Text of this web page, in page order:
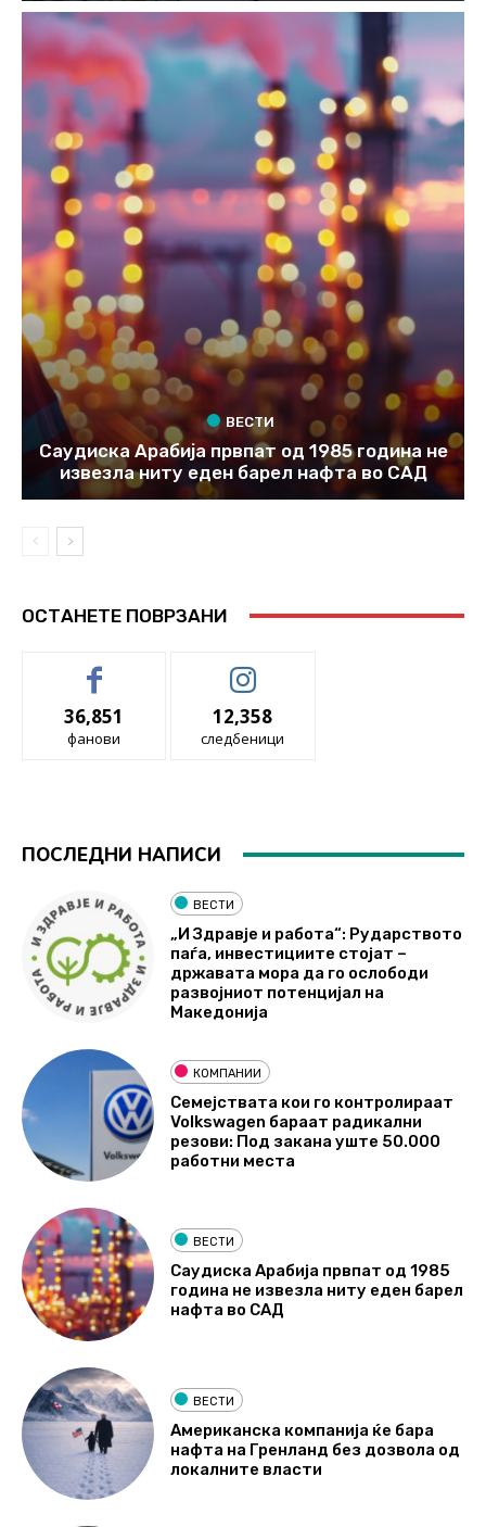
ВЕСТИ
Саудиска Арабија првпат од 1985 година не
извезла ниту еден барел нафта во САД
ОСТАНЕТЕ ПОВРЗАНИ
36,851
фанови
12,358
следбеници
ПОСЛЕДНИ НАПИСИ
ВЕСТИ
„И Здравје и работа“: Рударството
паѓа, инвестициите стојат –
државата мора да го ослободи
развојниот потенцијал на
Македонија
КОМПАНИИ
Семејствата кои го контролираат
Volkswagen бараат радикални
резови: Под закана уште 50.000
работни места
ВЕСТИ
Саудиска Арабија првпат од 1985
година не извезла ниту еден барел
нафта во САД
ВЕСТИ
Американска компанија ќе бара
нафта на Гренланд без дозвола од
локалните власти